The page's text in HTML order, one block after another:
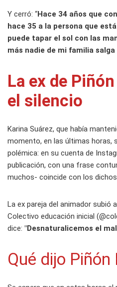
Y cerró: “Hace 34 años que
hace 35 a la persona que
puede tapar el sol con las
más nadie de mi familia salga
La ex de
el silencio
Karina Suárez, que había
momento, en las últimas horas,
polémica: en su cuenta de
publicación, con una frase
muchos- coincide con los
La ex pareja del animador subió
Colectivo educación inicial
dice: "Desnaturalicemos el
Qué dijo Piñón